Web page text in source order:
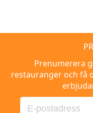
Prenumerera
restauranger och få